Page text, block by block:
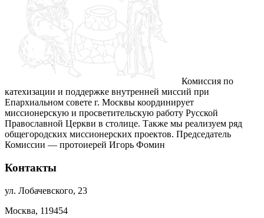
Комиссия по
катехизации и поддержке внутренней миссий при
Епархиальном совете г. Москвы координирует
миссионерскую и просветительскую работу Русской
Православной Церкви в столице. Также мы реализуем ряд
общегородских миссионерских проектов. Председатель
Комиссии — протоиерей Игорь Фомин
Контакты
ул. Лобачевского, 23
Москва, 119454